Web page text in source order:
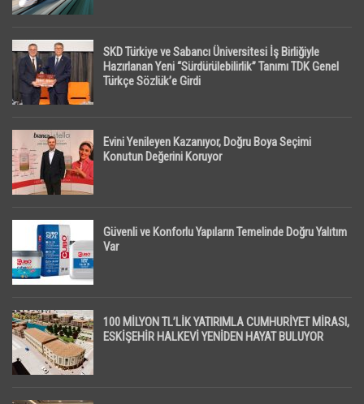
SKD Türkiye ve Sabancı Üniversitesi İş Birliğiyle
Hazırlanan Yeni “Sürdürülebilirlik” Tanımı TDK Genel
Türkçe Sözlük’e Girdi
Evini Yenileyen Kazanıyor, Doğru Boya Seçimi
Konutun Değerini Koruyor
Güvenli ve Konforlu Yapıların Temelinde Doğru Yalıtım
Var
100 MİLYON TL’LİK YATIRIMLA CUMHURİYET MİRASI,
ESKİŞEHİR HALKEVİ YENİDEN HAYAT BULUYOR